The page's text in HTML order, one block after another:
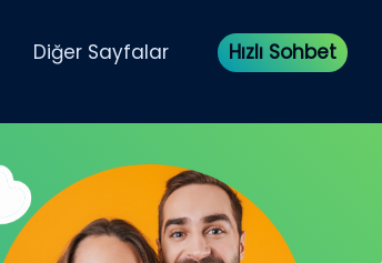
Diğer Sayfalar Hızlı Sohbet